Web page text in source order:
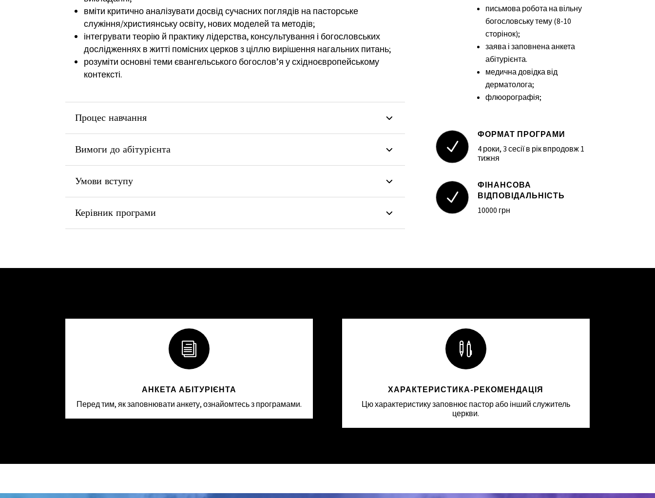
вміти критично аналізувати досвід сучасних поглядів на пасторське
служіння/християнську освіту, нових моделей та методів;
інтегрувати теорію й практикулідерства, консультування і богословських
дослідженнях в житті помісних церков з ціллю вирішення нагальних питань;
розуміти основні теми євангельського богослов’я у східноєвропейському
контексті.
Процес навчання
Вимоги до абітурієнта
Умови вступу
Керівник програми
письмова робота на вільну
богословську тему (8-10
сторінок);
заява і заповнена анкета
абітурієнта.
медична довідка від
дерматолога;
флюорографія;
N
ФОРМАТ ПРОГРАМИ
4 роки, 3 сесії в рік впродовж 1
тижня
N
ФІНАНСОВА
ВІДПОВІДАЛЬНІСТЬ
10000 грн
i
АНКЕТА АБІТУРІЄНТА
Перед тим, як заповнювати анкету, ознайомтесь з програмами.

ХАРАКТЕРИСТИКА-РЕКОМЕНДАЦІЯ
Цю характеристику заповнює пастор або інший служитель
церкви.